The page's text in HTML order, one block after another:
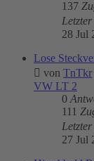
137
28 Jul
Lose
von TnTkr
VW LT 2
0
111
27 Jul